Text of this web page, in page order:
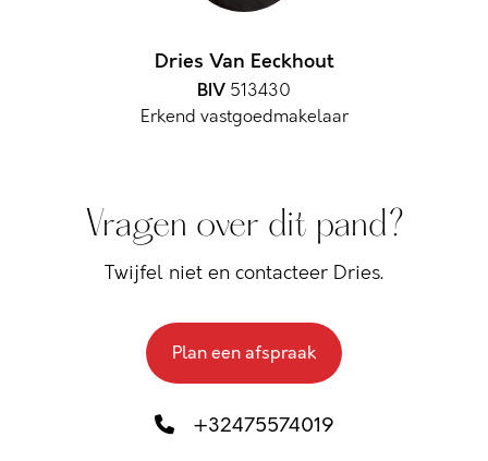
Dries Van Eeckhout
BIV 513430
Erkend vastgoedmakelaar
Vragen over dit pand?
Twijfel niet en contacteer Dries.
Plan een afspraak
+32475574019